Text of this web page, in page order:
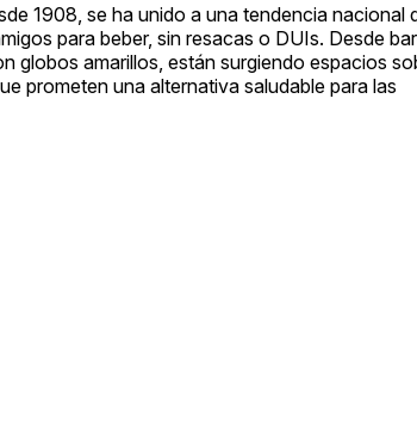
1908, se ha unido a una tendencia nacional
para beber, sin resacas o DUIs. Desde
globos amarillos, están surgiendo espacios
prometen una alternativa saludable para las